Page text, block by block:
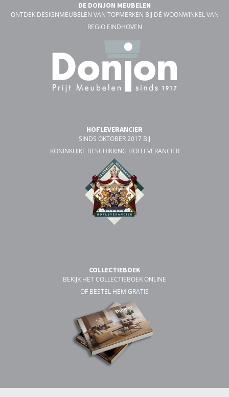
DE DONJON MEUBELEN
ONTDEK DESIGNMEUBELEN VAN TOPMERKEN BIJ DÉ WOONWINKEL VAN
REGIO EINDHOVEN
HOFLEVERANCIER
SINDS OKTOBER 2017 BIJ
KONINKLIJKE BESCHIKKING HOFLEVERANCIER
COLLECTIEBOEK
BEKIJK HET COLLECTIEBOEK ONLINE
OF BESTEL HEM GRATIS